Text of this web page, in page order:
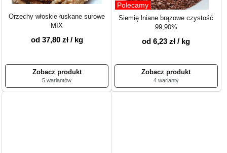
Orzechy włoskie łuskane surowe
MIX
od 37,80 zł / kg
5 wariantów
Polecamy
Siemię lniane brązowe czystość
99,90%
od 6,23 zł / kg
4 warianty